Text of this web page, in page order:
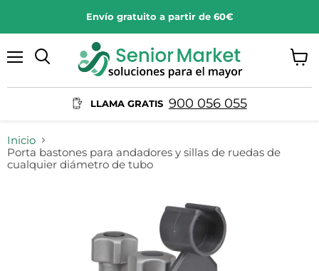
Envío gratuito a partir de 60€
LLAMA GRATIS 900 056 055
Inicio
Porta bastones para andadores y sillas de ruedas de
cualquier diámetro de tubo